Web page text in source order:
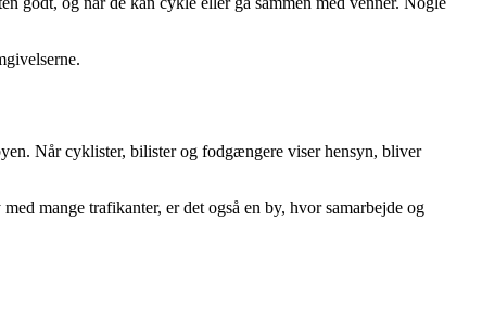
Når cyklister, bilister og fodgængere viser hensyn, bliver
mange trafikanter, er det også en by, hvor samarbejde og